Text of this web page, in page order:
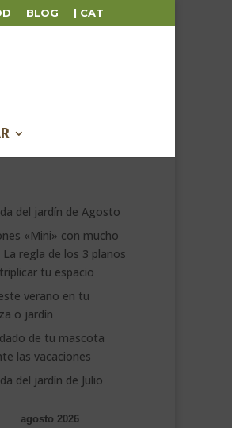
BLOG | CAT
del jardín de Agosto
«Mini» con mucho
La regla de los 3 planos
tu espacio
verano en tu
o jardín
de tu mascota
las vacaciones
del jardín de Julio
agosto 2026